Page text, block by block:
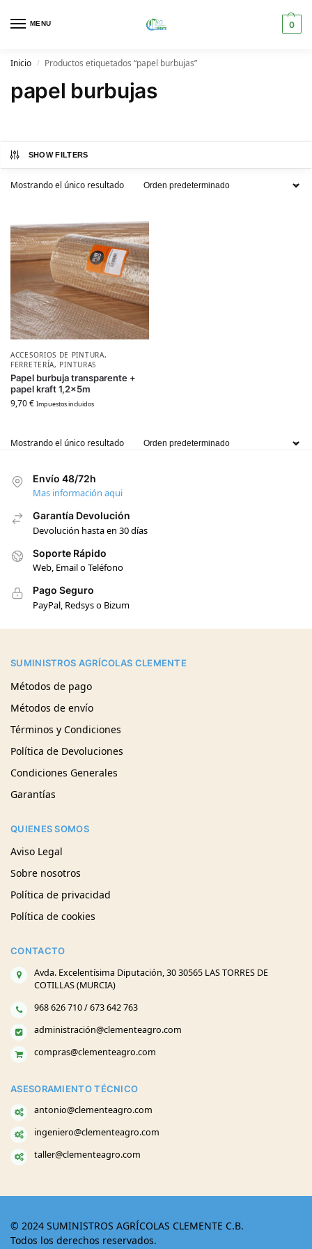
MENU 0
Inicio / Productos etiquetados “papel burbujas”
papel burbujas
SHOW FILTERS
Mostrando el único resultado
ACCESORIOS DE PINTURA,
FERRETERÍA, PINTURAS
Papel burbuja transparente +
papel kraft 1,2x5m
9,70€ Impuestos incluidos
Mostrando el único resultado
Envío 48/72h
Mas información aqui
Garantía Devolución
Devolución hasta en 30 días
Soporte Rápido
Web, Email o Teléfono
Pago Seguro
PayPal, Redsys o Bizum
SUMINISTROS AGRÍCOLAS CLEMENTE
Métodos de pago
Métodos de envío
Términos y Condiciones
Política de Devoluciones
Condiciones Generales
Garantías
QUIENES SOMOS
Aviso Legal
Sobre nosotros
Política de privacidad
Política de cookies
CONTACTO
Avda. Excelentísima Diputación, 30 30565 LAS TORRES DE
COTILLAS (MURCIA)
968 626 710 / 673 642 763
administración@clementeagro.com
compras@clementeagro.com
ASESORAMIENTO TÉCNICO
antonio@clementeagro.com
ingeniero@clementeagro.com
taller@clementeagro.com
© 2024 SUMINISTROS AGRÍCOLAS CLEMENTE C.B.
Todos los derechos reservados.